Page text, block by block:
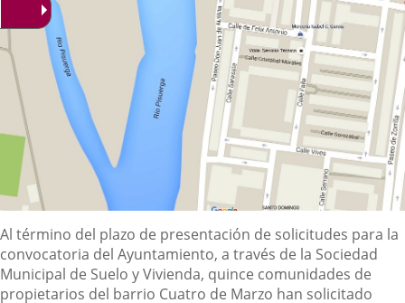
Descripción
Al término del plazo de presentación de solicitudes para la
convocatoria del Ayuntamiento, a través de la Sociedad
Municipal de Suelo y Vivienda, quince comunidades de
propietarios del barrio Cuatro de Marzo han solicitado